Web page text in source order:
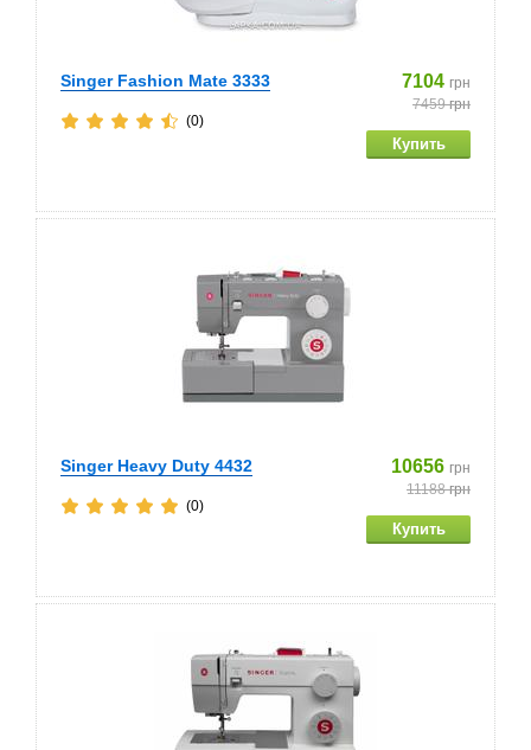
Singer Fashion Mate 3333 7104 грн
7459грн
(0)
Singer Heavy Duty 4432 10656 грн
11188грн
(0)